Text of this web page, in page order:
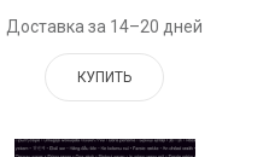
Доставка за 14–20 дней
КУПИТЬ